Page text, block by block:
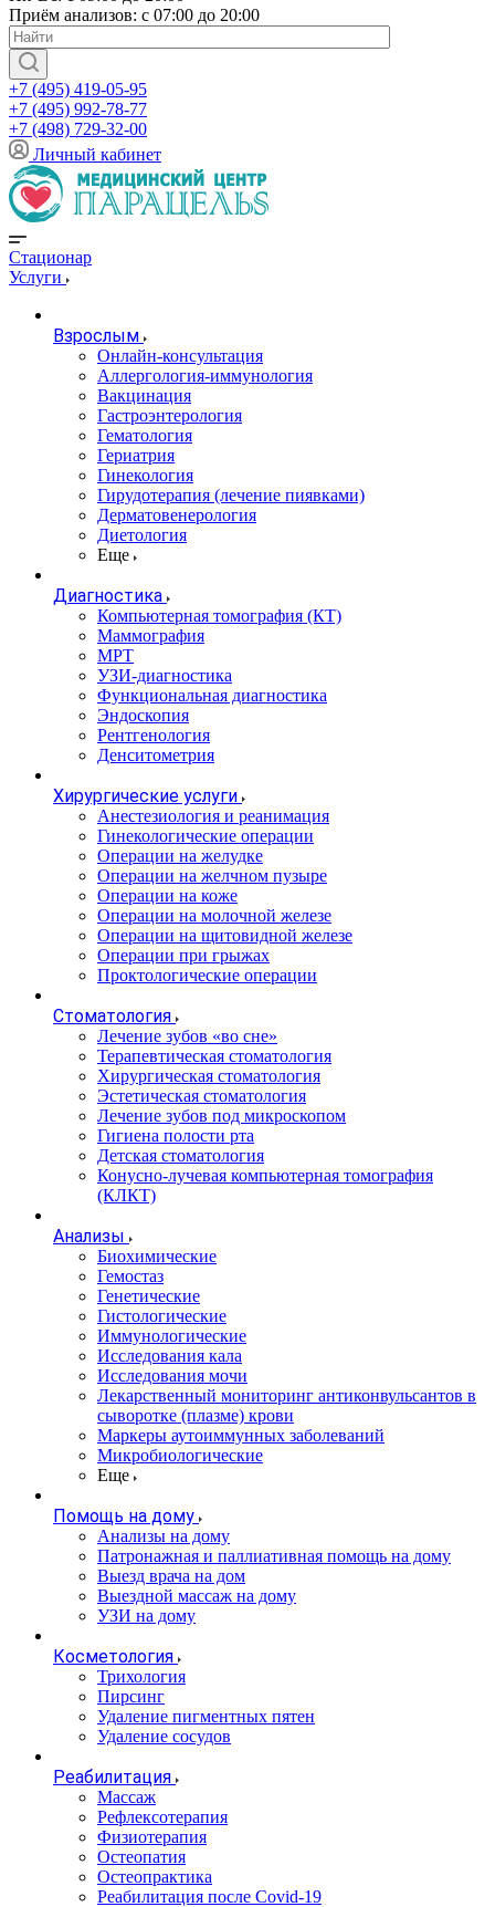
Приём анализов: с 07:00 до 20:00
+7 (495) 419-05-95
+7 (495) 992-78-77
+7 (498) 729-32-00
Личный кабинет
Стационар
Услуги
Взрослым
Онлайн-консультация
Аллергология-иммунология
Вакцинация
Гастроэнтерология
Гематология
Гериатрия
Гинекология
Гирудотерапия (лечение пиявками)
Дерматовенерология
Диетология
Еще
Диагностика
Компьютерная томография (КТ)
Маммография
МРТ
УЗИ-диагностика
Функциональная диагностика
Эндоскопия
Рентгенология
Денситометрия
Хирургические услуги
Анестезиология и реанимация
Гинекологические операции
Операции на желудке
Операции на желчном пузыре
Операции на коже
Операции на молочной железе
Операции на щитовидной железе
Операции при грыжах
Проктологические операции
Стоматология
Лечение зубов «во сне»
Терапевтическая стоматология
Хирургическая стоматология
Эстетическая стоматология
Лечение зубов под микроскопом
Гигиена полости рта
Детская стоматология
Конусно-лучевая компьютерная томография
(КЛКТ)
Анализы
Биохимические
Гемостаз
Генетические
Гистологические
Иммунологические
Исследования кала
Исследования мочи
Лекарственный мониторинг антиконвульсантов в
сыворотке (плазме) крови
Маркеры аутоиммунных заболеваний
Микробиологические
Еще
Помощь на дому
Анализы на дому
Патронажная и паллиативная помощь на дому
Выезд врача на дом
Выездной массаж на дому
УЗИ на дому
Косметология
Трихология
Пирсинг
Удаление пигментных пятен
Удаление сосудов
Реабилитация
Массаж
Рефлексотерапия
Физиотерапия
Остеопатия
Остеопрактика
Реабилитация после Covid-19